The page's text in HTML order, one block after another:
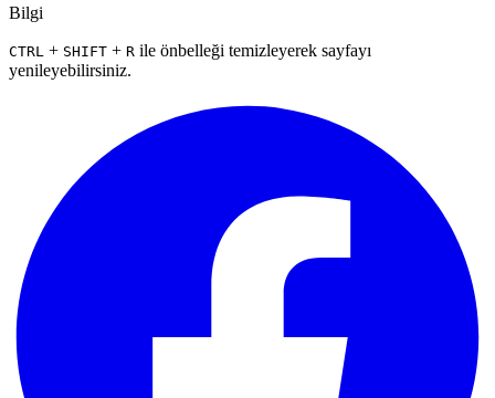
Bilgi
CTRL + SHIFT + R ile önbelleği temizleyerek sayfayı
yenileyebilirsiniz.